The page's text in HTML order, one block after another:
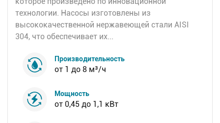
технологии. Насосы изготовлены из
высококачественной нержавеющей стали AISI
304, что обеспечивает их...
Производительность
от 1 до 8 м³/ч
Мощность
от 0,45 до 1,1 кВт